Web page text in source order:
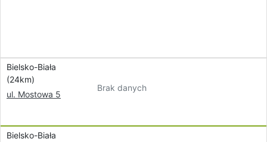
Bielsko-Biała
(24km)
ul. Mostowa 5
Brak danych
Bielsko-Biała